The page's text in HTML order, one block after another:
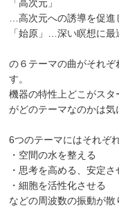
「高次元」
…高次元への誘導を促進
「始原」…深い瞑想に最
の６テーマの曲がそれぞ
す。
機器の特性上どこがス
がどのテーマなのかは気
6つのテーマにはそれぞ
・空間の水を整える
・思考を高める、安定さ
・細胞を活性化させる
などの周波数の振動が散